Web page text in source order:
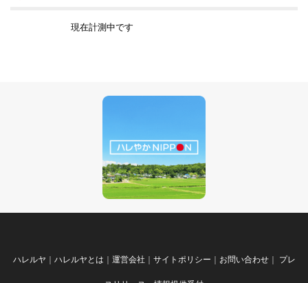
現在計測中です
ハレルヤ ｜ ハレルヤとは ｜ 運営会社 ｜ サイトポリシー ｜ お問い合わせ｜ プレ